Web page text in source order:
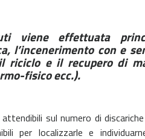
viene effettuata
l’incenerimento con e
riciclo e il recupero di
fisico ecc.).
sul numero di
per localizzarle e